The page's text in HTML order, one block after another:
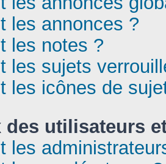
les annonces ?
les notes ?
les sujets
les icônes de
des utilisateurs
les